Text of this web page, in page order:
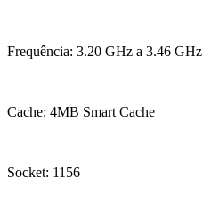
Frequência: 3.20 GHz a 3.46 GHz
Cache: 4MB Smart Cache
Socket: 1156